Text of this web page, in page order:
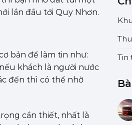
lần đầu tới Quy Nhơn.
bản để làm tin như:
khách là người nước
đến thì có thể nhờ
cần thiết, nhất là
Tin